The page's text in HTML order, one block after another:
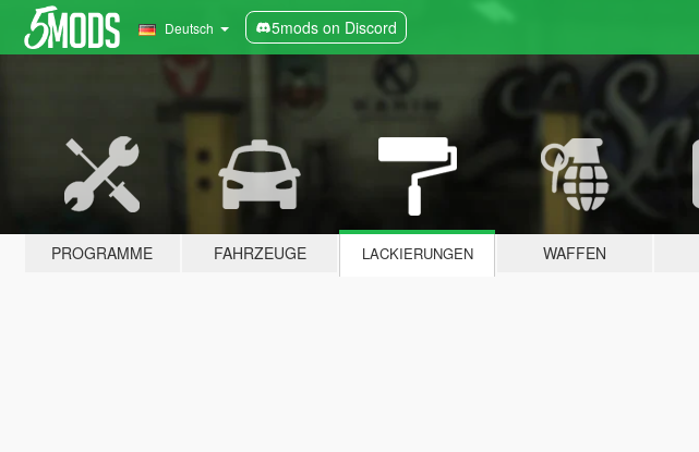
Deutsch 5mods on Discord
PROGRAMME FAHRZEUGE LACKIERUNGEN WAFFEN